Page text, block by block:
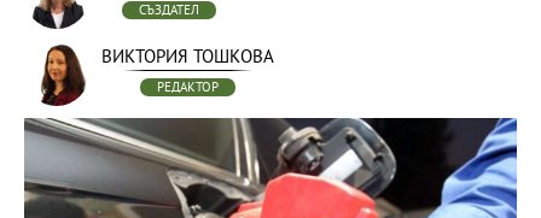
СЪЗДАТЕЛ
ВИКТОРИЯ ТОШКОВА
РЕДАКТОР